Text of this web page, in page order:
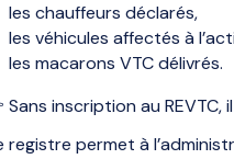
les chauffeurs déclarés,
les véhicules affectés à
les macarons VTC délivrés.
Sans inscription au REVTC,
registre permet à